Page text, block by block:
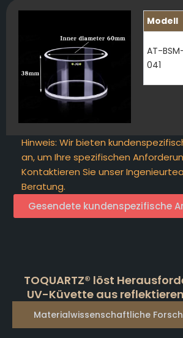
Modell
AT-
041
Hinweis: Wir bieten
an, um Ihre spezifischen
Kontaktieren Sie unser
Beratung.
Gesendete kundenspezifische
TOQUARTZ® löst
UV-Küvette aus
Materialwissenschaftliche